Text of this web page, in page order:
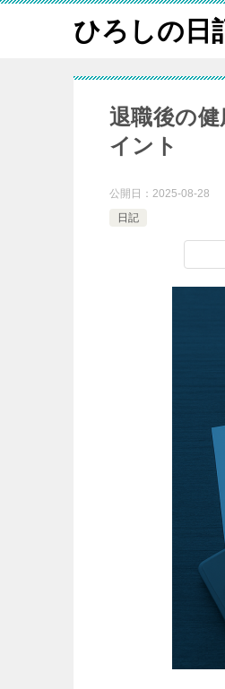
ひろしの日
退職後の
イント
公開日： 2025-08-28
日記